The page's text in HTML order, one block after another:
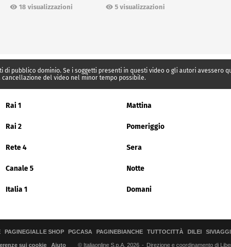
18 visualizzazioni
5 visualizzazioni
pubblico dominio. Se i soggetti presenti in questi video o gli autori
del video nel minor tempo possibile.
Rai 1 Mattina
Rai 2 Pomeriggio
Rete 4 Sera
Canale 5 Notte
Italia 1 Domani
PAGINEGIALLE SHOP PGCASA PAGINEBIANCHE TUTTOCITTÀ DILEI
sui cookie Aiuto © Italiaonline S.p.A. 2026 Direzione e coordinamento di